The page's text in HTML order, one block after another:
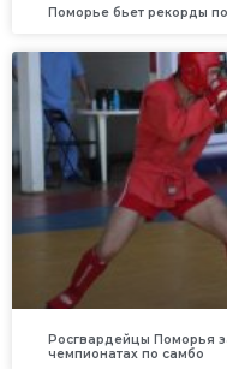
Поморье бьет рекорды по
Росгвардейцы Поморья
чемпионатах по самбо